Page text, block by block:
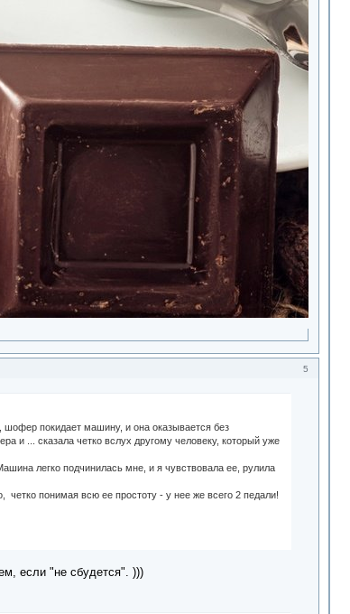
5
покидает машину, и она оказывается без
и ... сказала четко вслух другому человеку, который уже
легко подчинилась мне, и я чувствовала ее, рулила
понимая всю ее простоту - у нее же всего 2 педали!
если "не сбудется". )))